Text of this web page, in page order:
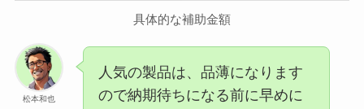
具体的な補助金額
松本和也
人気の製品は、品薄になります
ので納期待ちになる前に早めに